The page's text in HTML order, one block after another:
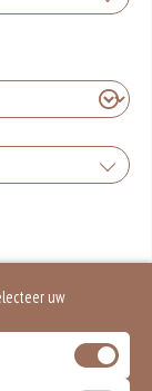
+0.00
+0.00
goed bruikbare
gebruikt als
zijn de meest
reacties
uw